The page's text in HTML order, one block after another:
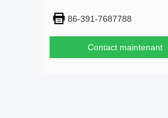
86-391-7687788
Contact maintenant